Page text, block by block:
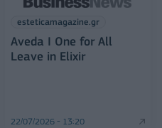
esteticamagazine.gr
Aveda I One for All
Leave in Elixir
22/07/2026 - 13:20